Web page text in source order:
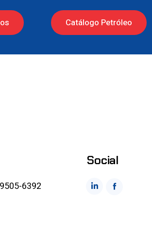
Catálogo Petróleo
6392
Social